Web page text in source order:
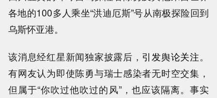
各地的100多人乘坐“洪迪厄斯”号从南极探险回到
乌斯怀亚港。
该消息经红星新闻独家披露后， 引发舆论关注。
有网友认为即使陈勇与瑞士感染者无时空交集，
但属于“你吹过他吹过的风”，也应该隔离。事实